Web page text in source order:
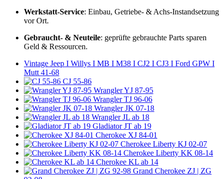
Werkstatt-Service: Einbau, Getriebe- & Achs-Instandsetzung
vor Ort.
Gebraucht- & Neuteile: geprüfte gebrauchte Parts sparen
Geld & Ressourcen.
Vintage Jeep I Willys I MB I M38 I CJ2 I CJ3 I Ford GPW I
Mutt 41-68
CJ 55-86
Wrangler YJ 87-95
Wrangler TJ 96-06
Wrangler JK 07-18
Wrangler JL ab 18
Gladiator JT ab 19
Cherokee XJ 84-01
Cherokee Liberty KJ 02-07
Cherokee Liberty KK 08-14
Cherokee KL ab 14
Grand Cherokee ZJ | ZG